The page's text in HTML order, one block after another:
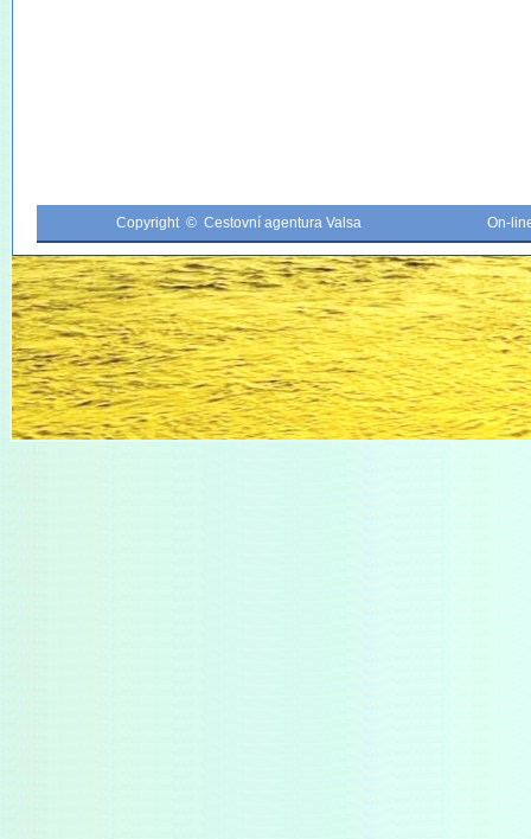
Copyright © Cestovní agentura Valsa On-